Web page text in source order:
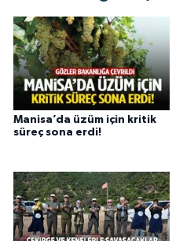
Manisa’da üzüm için kritik
süreç sona erdi!